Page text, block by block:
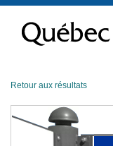
contenu
Retour aux résultats